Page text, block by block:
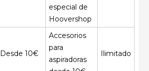
especial de
Hoovershop
Desde 10€
Accesorios
para
aspiradoras
Ilimitado